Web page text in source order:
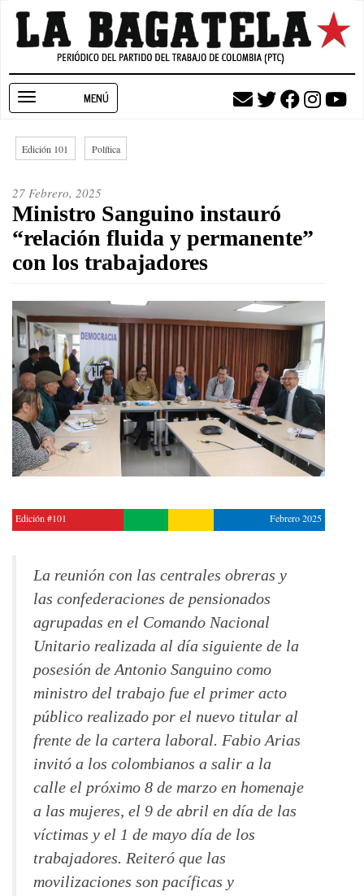
Pasar
contenido
navigation
Edición 101 Política
27 Febrero, 2025
Ministro Sanguino instauró
“relación fluida y permanente”
con los trabajadores
Edición #101 Febrero 2025
La reunión con las centrales obreras y
las confederaciones de pensionados
agrupadas en el Comando Nacional
Unitario realizada al día siguiente de la
posesión de Antonio Sanguino como
ministro del trabajo fue el primer acto
público realizado por el nuevo titular al
frente de la cartera laboral. Fabio Arias
invitó a los colombianos a salir a la
calle el próximo 8 de marzo en homenaje
a las mujeres, el 9 de abril en día de las
víctimas y el 1 de mayo día de los
trabajadores. Reiteró que las
movilizaciones son pacíficas y